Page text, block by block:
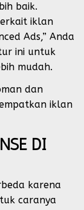
baik.
iklan
Ads,” Anda
ini untuk
mudah.
dan
iklan
DI
karena
caranya